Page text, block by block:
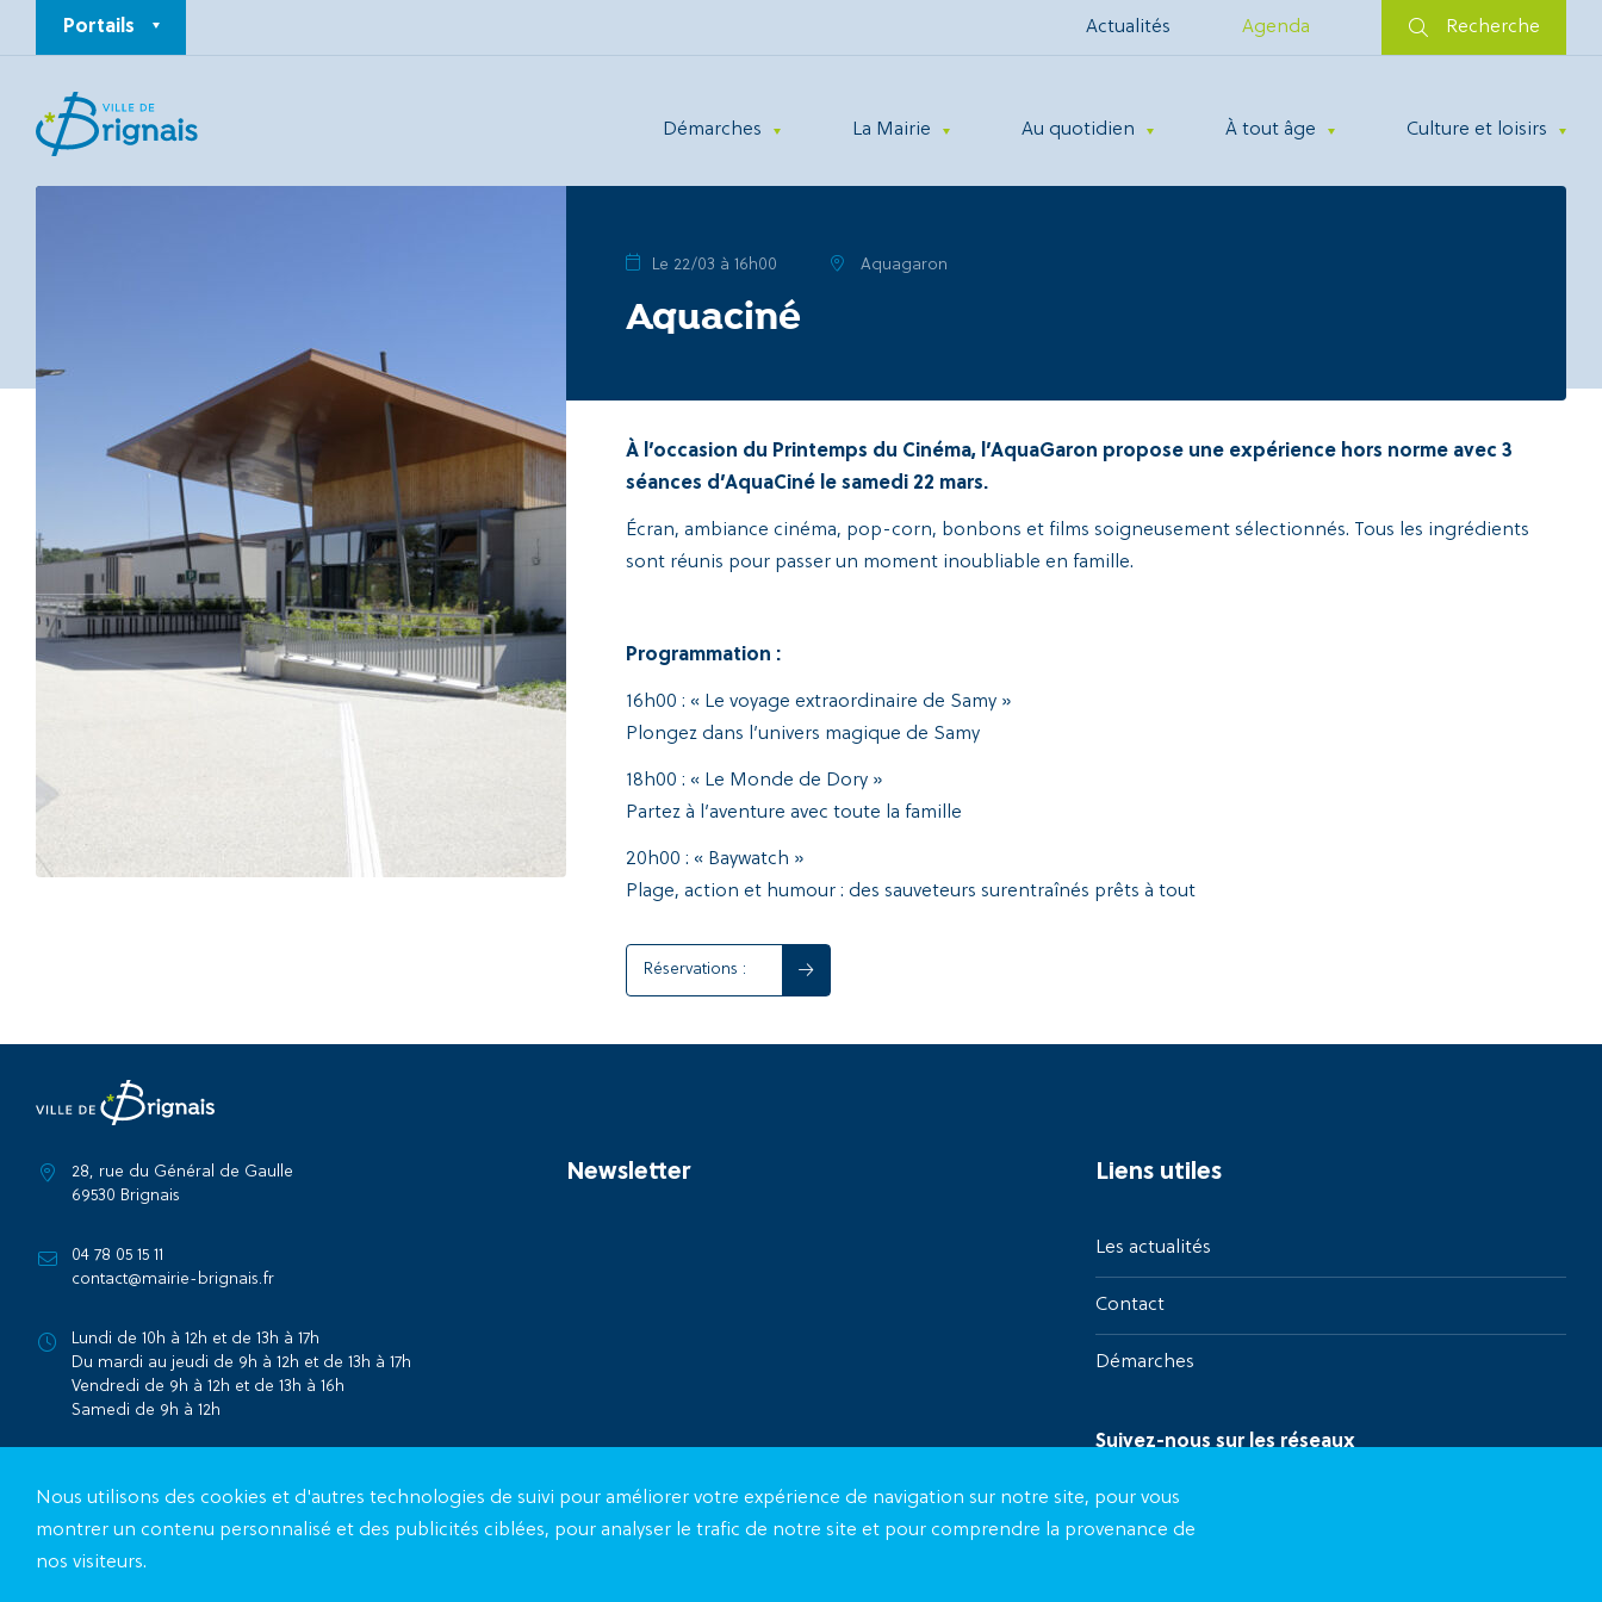
Portails Actualités Agenda Recherche
Démarches La Mairie Au quotidien À tout âge Culture et loisirs
Le 22/03 à 16h00 Aquagaron
Aquaciné
À l’occasion du Printemps du Cinéma, l’AquaGaron propose une expérience hors norme avec 3
séances d’AquaCiné le samedi 22 mars.
Écran, ambiance cinéma, pop-corn, bonbons et films soigneusement sélectionnés. Tous les ingrédients
sont réunis pour passer un moment inoubliable en famille.
Programmation :
16h00 : « Le voyage extraordinaire de Samy »
Plongez dans l’univers magique de Samy
18h00 : « Le Monde de Dory »
Partez à l’aventure avec toute la famille
20h00 : « Baywatch »
Plage, action et humour : des sauveteurs surentraînés prêts à tout
Réservations :
28, rue du Général de Gaulle
69530 Brignais
04 78 05 15 11
contact@mairie-brignais.fr
Lundi de 10h à 12h et de 13h à 17h
Du mardi au jeudi de 9h à 12h et de 13h à 17h
Vendredi de 9h à 12h et de 13h à 16h
Samedi de 9h à 12h
Contactez la mairie
Newsletter Liens utiles
Les actualités
Contact
Démarches
Suivez-nous sur les réseaux
Nous utilisons des cookies et d'autres technologies de suivi pour améliorer votre expérience de navigation sur notre site, pour vous
montrer un contenu personnalisé et des publicités ciblées, pour analyser le trafic de notre site et pour comprendre la provenance de
nos visiteurs.